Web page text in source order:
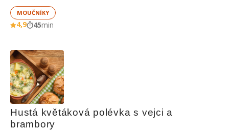
MOUČNÍKY
4,9 45min
Hustá květáková polévka s vejci a
brambory